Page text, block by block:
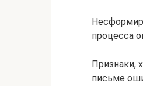
процесса
Признаки,
письме